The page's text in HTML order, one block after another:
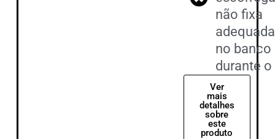
não fixa
no banco
durante
Ver
mais
detalhes
sobre
este
produto